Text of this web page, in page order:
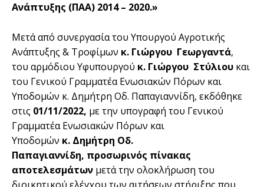
Ανάπτυξης (ΠΑΑ) 2014 – 2020.»
Μετά από συνεργασία του Υπουργού Αγροτικής
Ανάπτυξης & Τροφίμων κ. Γιώργου Γεωργαντά,
του αρμόδιου Υφυπουργού κ. Γιώργου Στύλιου και
του Γενικού Γραμματέα Ενωσιακών Πόρων και
Υποδομών κ. Δημήτρη Οδ. Παπαγιαννίδη, εκδόθηκε
στις 01/11/2022, με την υπογραφή του Γενικού
Γραμματέα Ενωσιακών Πόρων και
Υποδομών κ. Δημήτρη Οδ.
Παπαγιαννίδη, προσωρινός πίνακας
αποτελεσμάτων μετά την ολοκλήρωση του